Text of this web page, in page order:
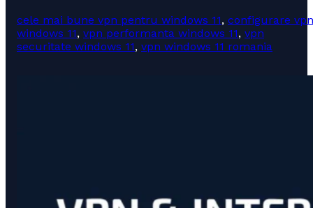
cele mai bune vpn pentru windows 11, configurare vpn
windows 11, vpn performanta windows 11, vpn
securitate windows 11, vpn windows 11 romania